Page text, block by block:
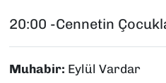
20:00 -Cennetin
Muhabir: Eylül Vardar